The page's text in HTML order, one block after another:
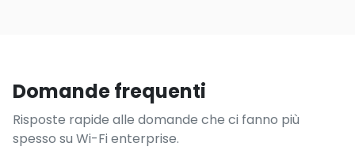
Domande frequenti
Risposte rapide alle domande che ci fanno più
spesso su Wi-Fi enterprise.